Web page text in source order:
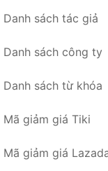
Danh sách tác giả
Danh sách công ty
Danh sách từ khóa
Mã giảm giá Tiki
Mã giảm giá